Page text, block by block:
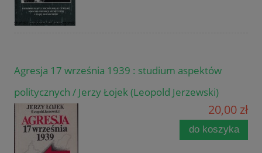
Agresja 17 września 1939 : studium aspektów
politycznych / Jerzy Łojek (Leopold Jerzewski)
20,00 zł
do koszyka